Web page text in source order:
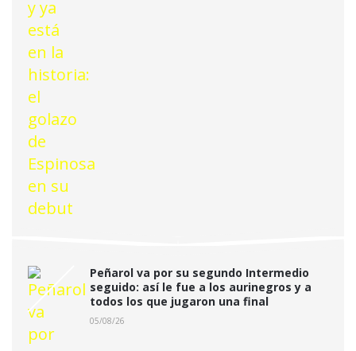
Peñarol va por su segundo Intermedio
seguido: así le fue a los aurinegros y a
todos los que jugaron una final
05/08/26